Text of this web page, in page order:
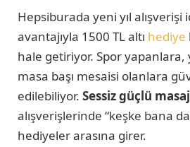
Hepsiburada yeni yıl
avantajıyla 1500 TL altı hediye
hale getiriyor. Spor yapanlara,
masa başı mesaisi olanlara
edilebiliyor. Sessizgüçlü
alışverişlerinde “keşke bana
hediyeler arasına girer.